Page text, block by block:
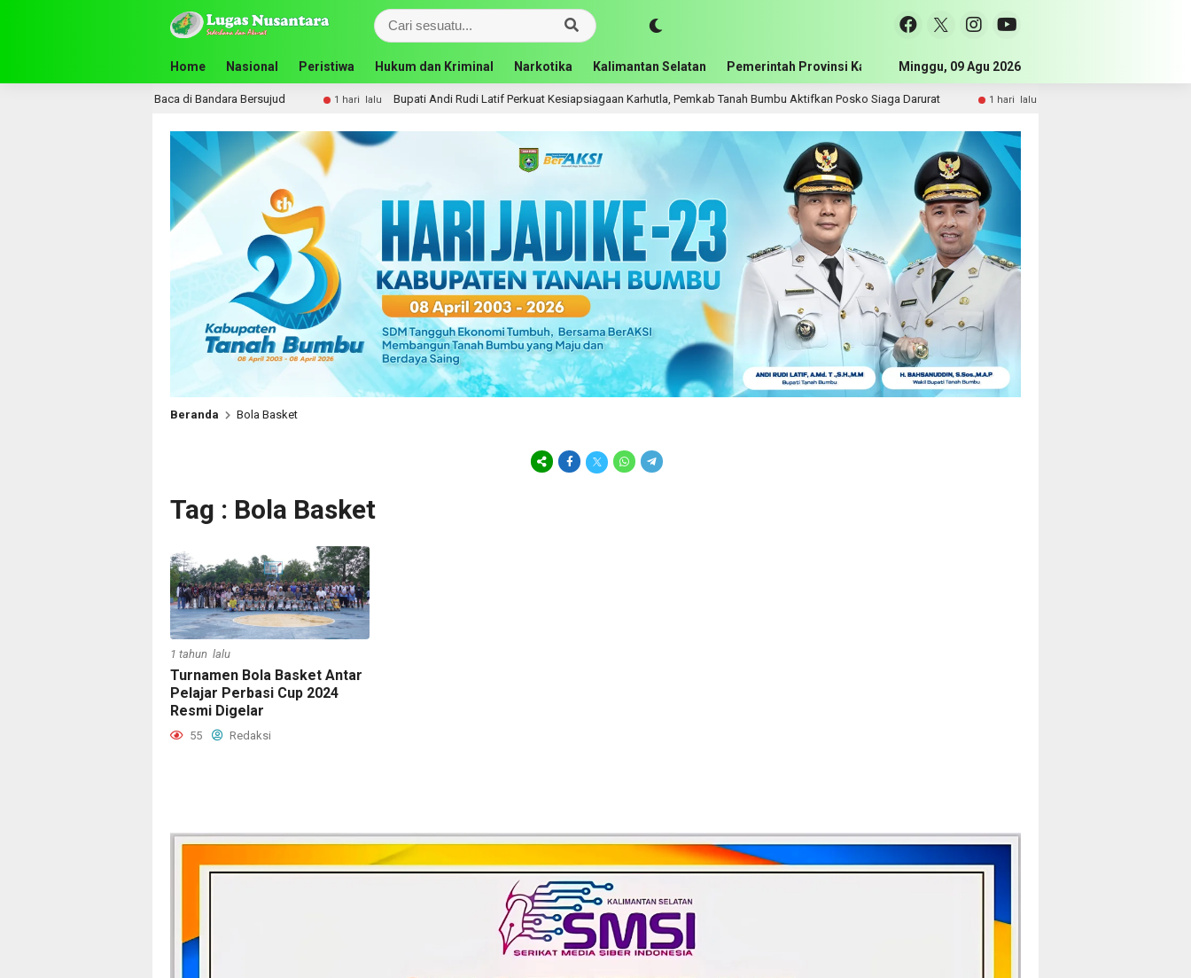
Home Nasional Peristiwa Hukum dan Kriminal Narkotika Kalimantan Selatan Pemerintah Provinsi Kalimantan Selatan Pemerintah Kabupaten Tanah
Minggu, 09 Agu 2026
Gelar Lapak Baca di Bandara Bersujud 1 hari lalu Bupati Andi Rudi Latif Perkuat Kesiapsiagaan Karhutla, Pemkab Tanah Bumbu Aktifkan Posko Siaga Darurat 1 hari lalu Komisi III DPRD Tanah Bumbu
Beranda Bola Basket
Tag : Bola Basket
1 tahun lalu
Turnamen Bola Basket Antar
Pelajar Perbasi Cup 2024
Resmi Digelar
55 Redaksi